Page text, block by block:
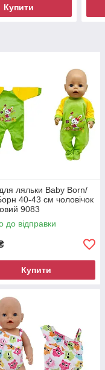
Купити
ляльки Baby Born/
40-43 см чоловічок
9083
до відправки
Купити